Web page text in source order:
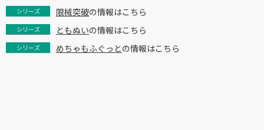
シリーズ 限械突破の情報はこちら
シリーズ ともぬいの情報はこちら
シリーズ めちゃもふぐっとの情報はこちら